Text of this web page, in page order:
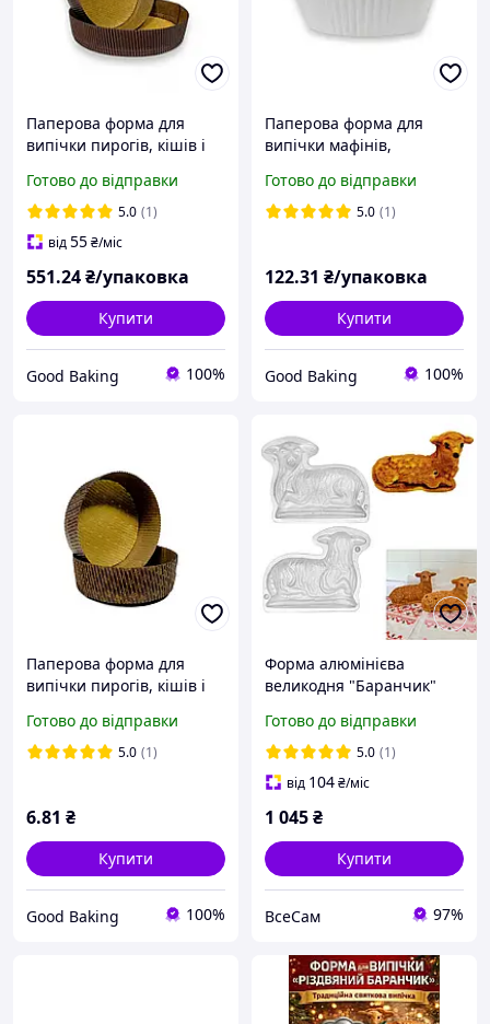
Паперова форма для
випічки пирогів, кішів і
мм, висота 30 мм) темно-
коричнева 40 шт/уп
Готово до відправки
5.0 (1)
від55₴/міс
551.24₴/упаковка
Купити
Good Baking 100%
Паперова форма для
випічки мафінів,
кольору, 500шт/уп,
d60×25
Готово до відправки
5.0 (1)
122.31 ₴/упаковка
Купити
Good Baking 100%
Паперова форма для
випічки пирогів, кішів і
мм, висота 30 мм) темно-
коричнева + золото
Готово до відправки
5.0 (1)
6.81 ₴
Купити
Good Baking 100%
Форма алюмінієва
великодня "Баранчик"
цільного кексу баранчика
18х14.5х8 см
Готово до відправки
5.0 (1)
від 104₴/міс
1 045₴
Купити
ВсеСам 97%